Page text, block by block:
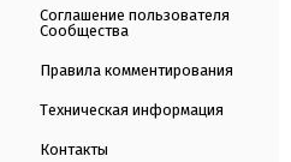
Соглашение пользователя
Сообщества
Правила комментирования
Техническая информация
Контакты